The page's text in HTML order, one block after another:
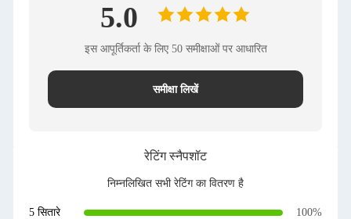
5.0
इस आपूर्तिकर्ता के लिए 50 समीक्षाओं पर आधारित
समीक्षा लिखें
रेटिंग स्नैपशॉट
निम्नलिखित सभी रेटिंग का वितरण है
5 सितारे
100%